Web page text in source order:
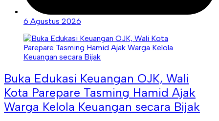
6 Agustus 2026
Buka Edukasi Keuangan OJK, Wali
Kota Parepare Tasming Hamid Ajak
Warga Kelola Keuangan secara Bijak